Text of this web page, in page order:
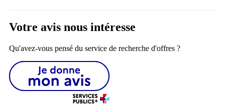
Votre avis nous intéresse
Qu'avez-vous pensé du service de recherche d'offres ?